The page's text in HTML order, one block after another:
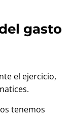
gasto
el ejercicio,
tenemos